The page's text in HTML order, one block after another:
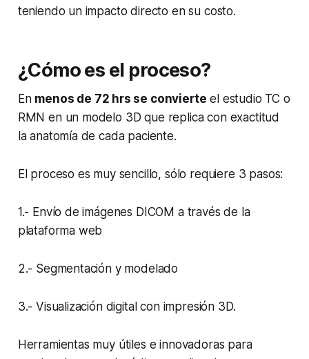
teniendo un impacto directo en su costo.
¿Cómo es el proceso?
En menos de 72 hrs se convierte el estudio TC o
RMN en un modelo 3D que replica con exactitud
la anatomía de cada paciente.
El proceso es muy sencillo, sólo requiere 3 pasos:
1.- Envío de imágenes DICOM a través de la
plataforma web
2.- Segmentación y modelado
3.- Visualización digital con impresión 3D.
Herramientas muy útiles e innovadoras para